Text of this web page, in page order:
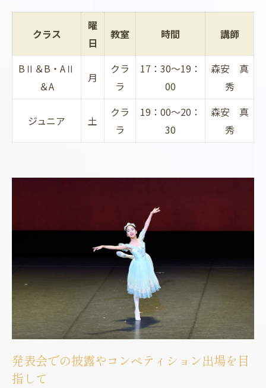
クラス
曜
日
教室 時間 講師
BⅡ＆B・AⅡ
＆A
月
クラ
ラ
17：30～19：
00
森安 真
秀
ジュニア 土
クラ
ラ
19：00～20：
30
森安 真
秀
発表会での披露やコンペティション出場を目
指して